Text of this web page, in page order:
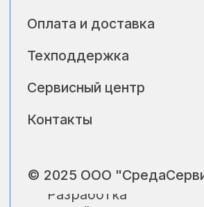
Хабаровске можно у
нужный и лучший вариант, но и
подготовят оборудование к работе.